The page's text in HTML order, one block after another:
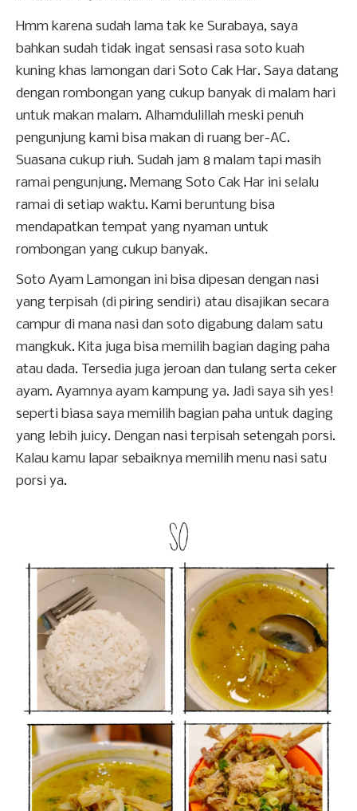
Hmm karena sudah lama tak ke Surabaya, saya
bahkan sudah tidak ingat sensasi rasa soto kuah
kuning khas lamongan dari Soto Cak Har. Saya datang
dengan rombongan yang cukup banyak di malam hari
untuk makan malam. Alhamdulillah meski penuh
pengunjung kami bisa makan di ruang ber-AC.
Suasana cukup riuh. Sudah jam 8 malam tapi masih
ramai pengunjung. Memang Soto Cak Har ini selalu
ramai di setiap waktu. Kami beruntung bisa
mendapatkan tempat yang nyaman untuk
rombongan yang cukup banyak.
Soto Ayam Lamongan ini bisa dipesan dengan nasi
yang terpisah (di piring sendiri) atau disajikan secara
campur di mana nasi dan soto digabung dalam satu
mangkuk. Kita juga bisa memilih bagian daging paha
atau dada. Tersedia juga jeroan dan tulang serta ceker
ayam. Ayamnya ayam kampung ya. Jadi saya sih yes!
seperti biasa saya memilih bagian paha untuk daging
yang lebih juicy. Dengan nasi terpisah setengah porsi.
Kalau kamu lapar sebaiknya memilih menu nasi satu
porsi ya.